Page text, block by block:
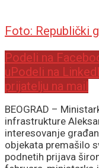
Foto: Republički
Podeli na
uPodeli na
prijatelju na mail
BEOGRAD –
infrastrukture
interesovanje
objekata premašilo
podnetih prijava